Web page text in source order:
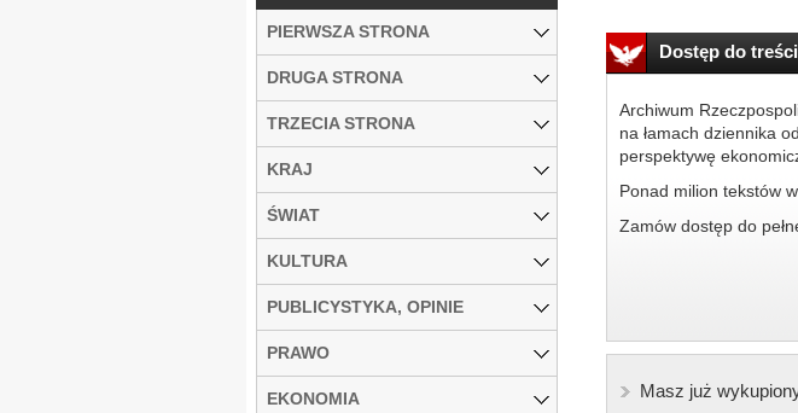
Dostęp do
Archiwum
na łamach dziennika
perspektywę
Ponad milion tekstów
Zamów dostęp do
Masz już
PIERWSZA STRONA
DRUGA STRONA
TRZECIA STRONA
KRAJ
ŚWIAT
KULTURA
PUBLICYSTYKA, OPINIE
PRAWO
EKONOMIA